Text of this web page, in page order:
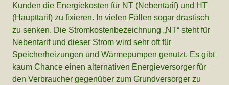
Kunden die Energiekosten für NT (Nebentarif) und HT
(Haupttarif) zu fixieren. In vielen Fällen sogar drastisch
zu senken. Die Stromkostenbezeichnung „NT“ steht für
Nebentarif und dieser Strom wird sehr oft für
Speicherheizungen und Wärmepumpen genutzt. Es gibt
kaum Chance einen alternativen Energieversorger für
den Verbraucher gegenüber zum Grundversorger zu